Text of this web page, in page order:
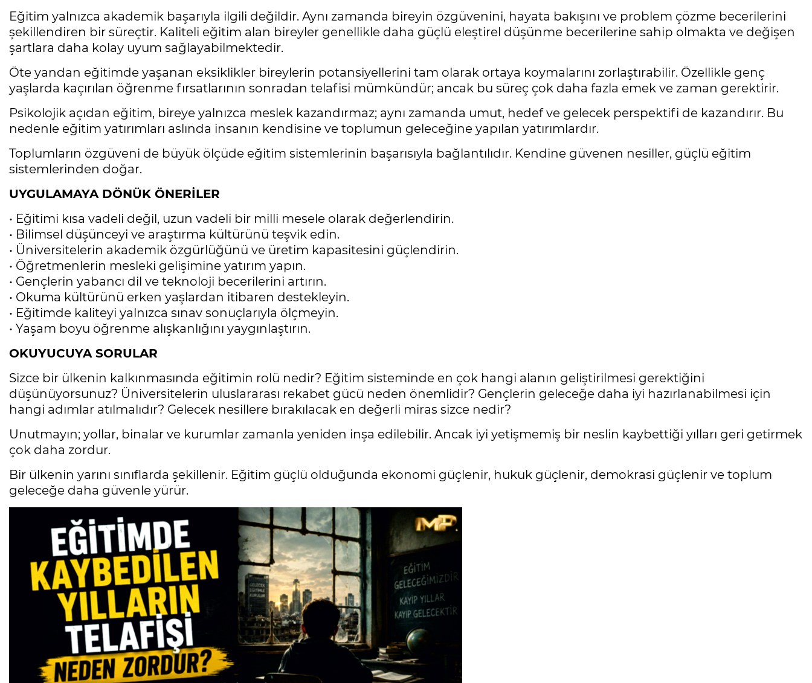
Eğitim yalnızca akademik başarıyla ilgili değildir. Aynı zamanda bireyin özgüvenini, hayata bakışını ve problem çözme becerilerini
şekillendiren bir süreçtir. Kaliteli eğitim alan bireyler genellikle daha güçlü eleştirel düşünme becerilerine sahip olmakta ve değişen
şartlara daha kolay uyum sağlayabilmektedir.
Öte yandan eğitimde yaşanan eksiklikler bireylerin potansiyellerini tam olarak ortaya koymalarını zorlaştırabilir. Özellikle genç
yaşlarda kaçırılan öğrenme fırsatlarının sonradan telafisi mümkündür; ancak bu süreç çok daha fazla emek ve zaman gerektirir.
Psikolojik açıdan eğitim, bireye yalnızca meslek kazandırmaz; aynı zamanda umut, hedef ve gelecek perspektifi de kazandırır. Bu
nedenle eğitim yatırımları aslında insanın kendisine ve toplumun geleceğine yapılan yatırımlardır.
Toplumların özgüveni de büyük ölçüde eğitim sistemlerinin başarısıyla bağlantılıdır. Kendine güvenen nesiller, güçlü eğitim
sistemlerinden doğar.
UYGULAMAYA DÖNÜK ÖNERİLER
• Eğitimi kısa vadeli değil, uzun vadeli bir milli mesele olarak değerlendirin.
• Bilimsel düşünceyi ve araştırma kültürünü teşvik edin.
• Üniversitelerin akademik özgürlüğünü ve üretim kapasitesini güçlendirin.
• Öğretmenlerin mesleki gelişimine yatırım yapın.
• Gençlerin yabancı dil ve teknoloji becerilerini artırın.
• Okuma kültürünü erken yaşlardan itibaren destekleyin.
• Eğitimde kaliteyi yalnızca sınav sonuçlarıyla ölçmeyin.
• Yaşam boyu öğrenme alışkanlığını yaygınlaştırın.
OKUYUCUYA SORULAR
Sizce bir ülkenin kalkınmasında eğitimin rolü nedir? Eğitim sisteminde en çok hangi alanın geliştirilmesi gerektiğini
düşünüyorsunuz? Üniversitelerin uluslararası rekabet gücü neden önemlidir? Gençlerin geleceğe daha iyi hazırlanabilmesi için
hangi adımlar atılmalıdır? Gelecek nesillere bırakılacak en değerli miras sizce nedir?
Unutmayın; yollar, binalar ve kurumlar zamanla yeniden inşa edilebilir. Ancak iyi yetişmemiş bir neslin kaybettiği yılları geri getirmek
çok daha zordur.
Bir ülkenin yarını sınıflarda şekillenir. Eğitim güçlü olduğunda ekonomi güçlenir, hukuk güçlenir, demokrasi güçlenir ve toplum
geleceğe daha güvenle yürür.